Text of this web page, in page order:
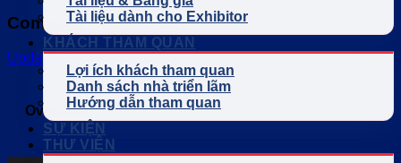
Tài liệu dành cho Exhibitor
KHÁCH THAM QUAN
Lợi ích khách tham quan
Danh sách nhà triển lãm
Hướng dẫn tham quan
SỰ KIỆN
THƯ VIỆN
Company Information:
Update Exhibitor Profile
Over due